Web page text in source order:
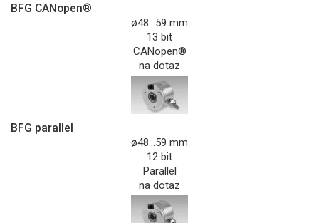
BFG CANopen®
ø48...59 mm
13 bit
CANopen®
na dotaz
BFG parallel
ø48...59 mm
12 bit
Parallel
na dotaz